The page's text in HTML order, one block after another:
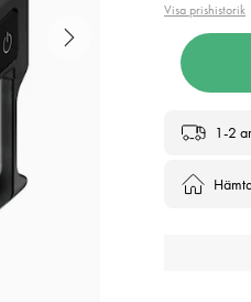
Visa prishistorik
1-2